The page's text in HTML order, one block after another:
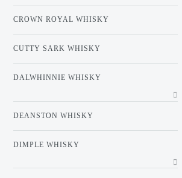
CROWN ROYAL WHISKY
CUTTY SARK WHISKY
DALWHINNIE WHISKY
DEANSTON WHISKY
DIMPLE WHISKY